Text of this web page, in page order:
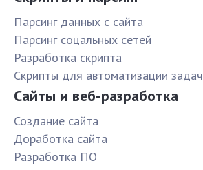
Парсинг данных с сайта
Парсинг соцальных сетей
Разработка скрипта
Скрипты для автоматизации задач
Сайты и веб-разработка
Создание сайта
Доработка сайта
Разработка ПО